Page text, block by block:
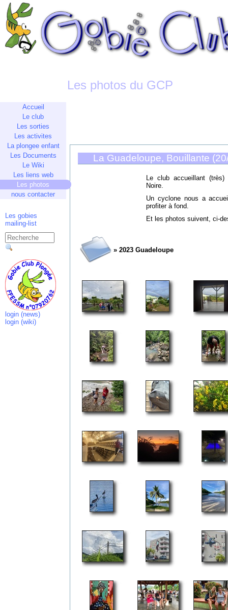
Les photos du GCP
Accueil
Le club
Les sorties
Les activites
La plongee enfant
Les Documents
Le Wiki
Les liens web
Les photos
nous contacter
Les gobies
mailing-list
login (news)
login (wiki)
La Guadeloupe, Bouillante
Le club accueillant
Noire.
Un cyclone nous a
profiter à fond.
Et les photos suivent, ci-
» 2023 Guadeloupe